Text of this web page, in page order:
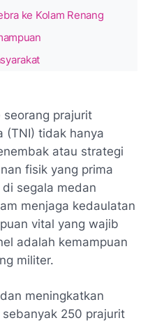
ke Kolam Renang
prajurit
(TNI) tidak hanya
atau strategi
fisik yang prima
segala medan
menjaga kedaulatan
vital yang wajib
adalah kemampuan
militer.
meningkatkan
250 prajurit